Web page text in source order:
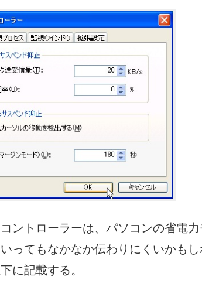
ントローラーは、パソコンの省電
ってもなかなか伝わりにくいかも
に記載する。